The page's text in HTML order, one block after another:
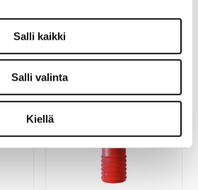
Salli kaikki
Salli valinta
Kiellä
OSTA
SUORA LETKUYHDE
12,00 €